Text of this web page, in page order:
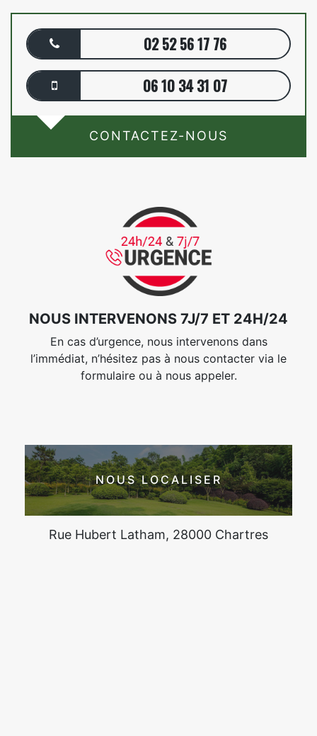
02 52 56 17 76
06 10 34 31 07
CONTACTEZ-NOUS
NOUS INTERVENONS 7J/7 ET 24H/24
En cas d’urgence, nous intervenons dans
l’immédiat, n’hésitez pas à nous contacter via le
formulaire ou à nous appeler.
NOUS LOCALISER
Rue Hubert Latham, 28000 Chartres